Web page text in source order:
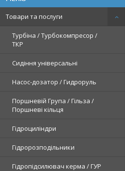
Товари та послуги
Турбіна / Турбокомпресор /
ТКР
Сидіння універсальні
Насос-дозатор / Гидроруль
Поршневій Група / Гільза /
Поршневі кільця
Гідроциліндри
Гідророзподільники
Гідропідсилювач керма / ГУР